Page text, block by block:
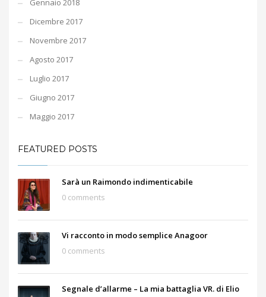
Gennaio 2018
Dicembre 2017
Novembre 2017
Agosto 2017
Luglio 2017
Giugno 2017
Maggio 2017
FEATURED POSTS
Sarà un Raimondo indimenticabile
0 comments
Vi racconto in modo semplice Anagoor
0 comments
Segnale d’allarme – La mia battaglia VR. di Elio